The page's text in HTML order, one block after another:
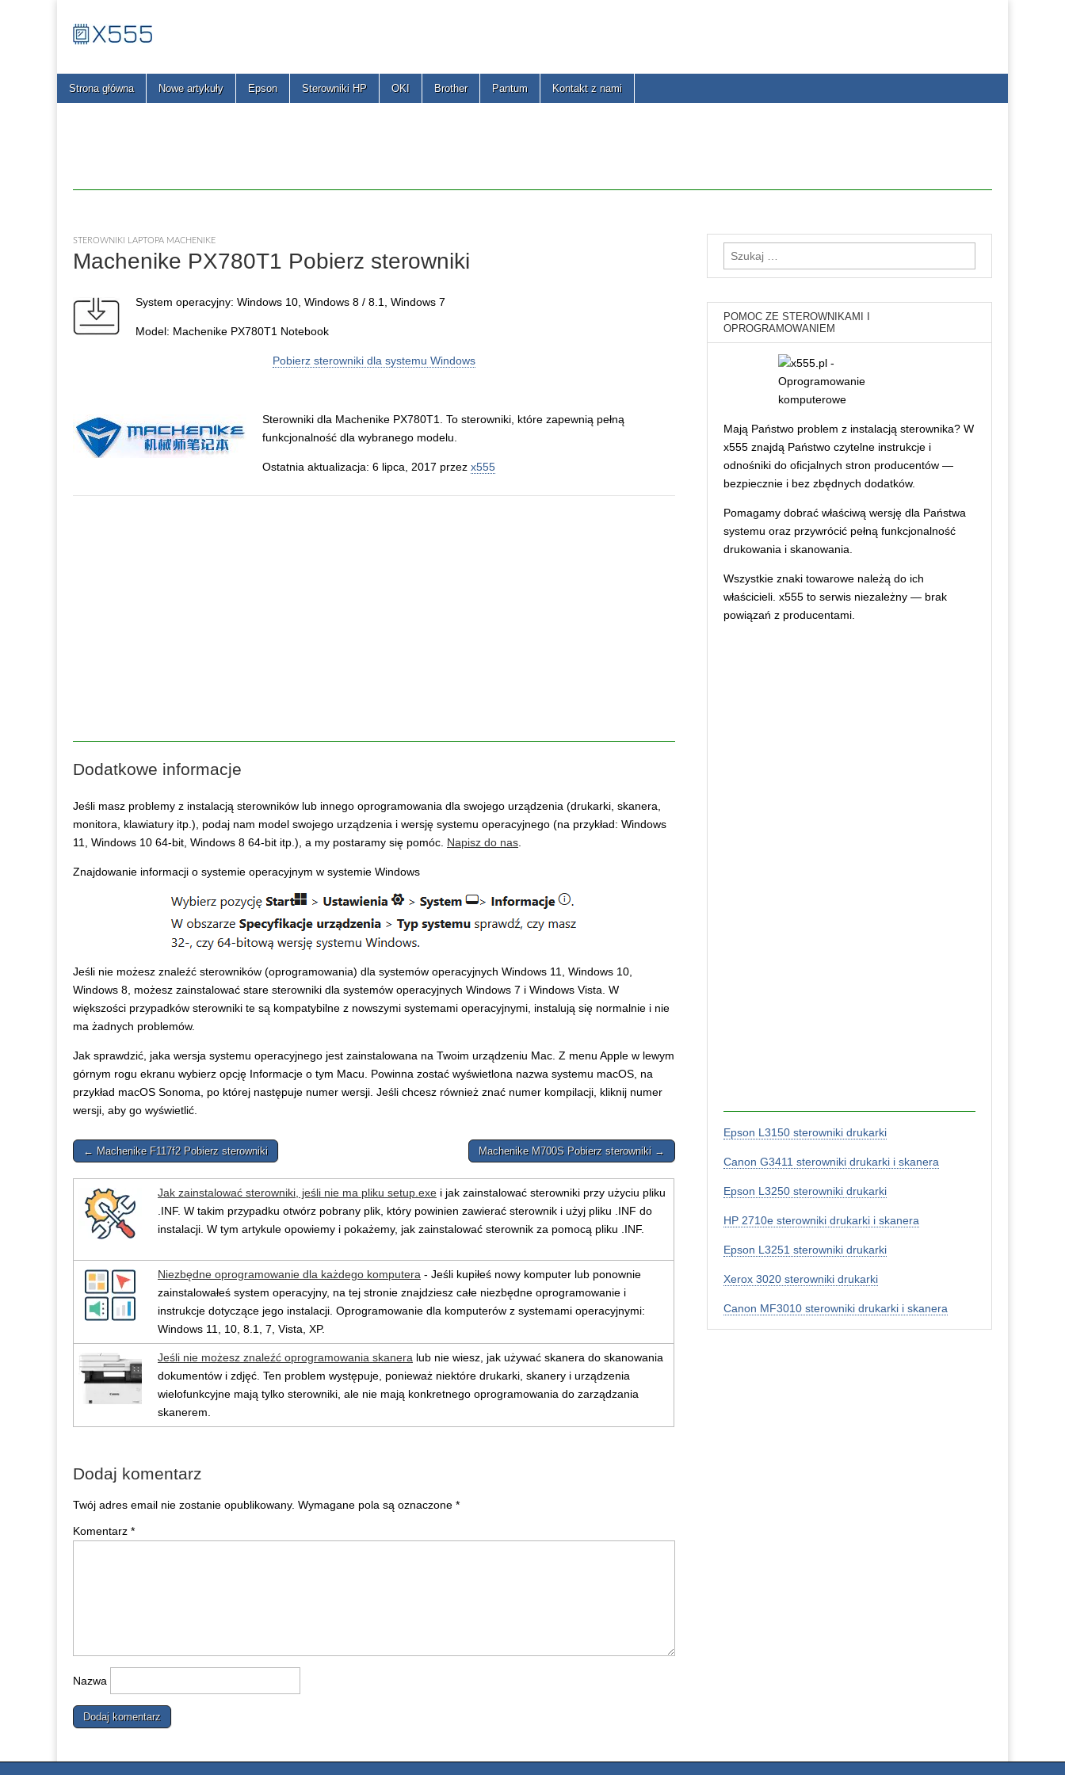
X555
Main
Skip
Strona główna Nowe artykuły Epson Sterowniki HP OKI Brother Pantum Kontakt z nami
STEROWNIKI LAPTOPA MACHENIKE
Machenike PX780T1 Pobierz sterowniki
System operacyjny: Windows 10, Windows 8 / 8.1, Windows 7
Model: Machenike PX780T1 Notebook
Pobierz sterowniki dla systemu Windows
Sterowniki dla Machenike PX780T1. To sterowniki, które zapewnią pełną
funkcjonalność dla wybranego modelu.
Ostatnia aktualizacja: 6 lipca, 2017 przez x555
Dodatkowe informacje
Jeśli masz problemy z instalacją sterowników lub innego oprogramowania dla swojego urządzenia (drukarki, skanera,
monitora, klawiatury itp.), podaj nam model swojego urządzenia i wersję systemu operacyjnego (na przykład: Windows
11, Windows 10 64-bit, Windows 8 64-bit itp.), a my postaramy się pomóc. Napisz do nas
Znajdowanie informacji o systemie operacyjnym w systemie Windows
Jeśli nie możesz znaleźć sterowników (oprogramowania) dla systemów operacyjnych Windows 11, Windows 10,
Windows 8, możesz zainstalować stare sterowniki dla systemów operacyjnych Windows 7 i Windows Vista. W
większości przypadków sterowniki te są kompatybilne z nowszymi systemami operacyjnymi, instalują się normalnie i nie
ma żadnych problemów.
Jak sprawdzić, jaka wersja systemu operacyjnego jest zainstalowana na Twoim urządzeniu Mac. Z menu Apple w lewym
górnym rogu ekranu wybierz opcję Informacje o tym Macu. Powinna zostać wyświetlona nazwa systemu macOS, na
przykład macOS Sonoma, po której następuje numer wersji. Jeśli chcesz również znać numer kompilacji, kliknij numer
wersji, aby go wyświetlić.
Post
navigation
← Machenike F117f2 Pobierz sterowniki Machenike M700S Pobierz sterowniki →
Jak zainstalować sterowniki, jeśli nie ma pliku setup.exe i jak zainstalować sterowniki przy użyciu pliku
.INF. W takim przypadku otwórz pobrany plik, który powinien zawierać sterownik i użyj pliku .INF do
instalacji. W tym artykule opowiemy i pokażemy, jak zainstalować sterownik za pomocą pliku .INF.
Niezbędne oprogramowanie dla każdego komputera - Jeśli kupiłeś nowy komputer lub ponownie
zainstalowałeś system operacyjny, na tej stronie znajdziesz całe niezbędne oprogramowanie i
instrukcje dotyczące jego instalacji. Oprogramowanie dla komputerów z systemami operacyjnymi:
Windows 11, 10, 8.1, 7, Vista, XP.
Jeśli nie możesz znaleźć oprogramowania skanera lub nie wiesz, jak używać skanera do skanowania
dokumentów i zdjęć. Ten problem występuje, ponieważ niektóre drukarki, skanery i urządzenia
wielofunkcyjne mają tylko sterowniki, ale nie mają konkretnego oprogramowania do zarządzania
skanerem.
Dodaj komentarz
Twój adres email nie zostanie opublikowany. Wymagane pola są oznaczone *
Komentarz *
Nazwa
Szukaj:
POMOC ZE STEROWNIKAMI I
OPROGRAMOWANIEM
Mają Państwo problem z instalacją sterownika? W
x555 znajdą Państwo czytelne instrukcje i
odnośniki do oficjalnych stron producentów —
bezpiecznie i bez zbędnych dodatków.
Pomagamy dobrać właściwą wersję dla Państwa
systemu oraz przywrócić pełną funkcjonalność
drukowania i skanowania.
Wszystkie znaki towarowe należą do ich
właścicieli. x555 to serwis niezależny — brak
powiązań z producentami.
Epson L3150 sterowniki drukarki
Canon G3411 sterowniki drukarki i skanera
Epson L3250 sterowniki drukarki
HP 2710e sterowniki drukarki i skanera
Epson L3251 sterowniki drukarki
Xerox 3020 sterowniki drukarki
Canon MF3010 sterowniki drukarki i skanera